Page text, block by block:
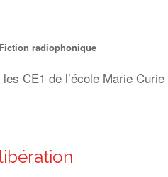
Fiction radiophonique
CE1 de l’école Marie Curie